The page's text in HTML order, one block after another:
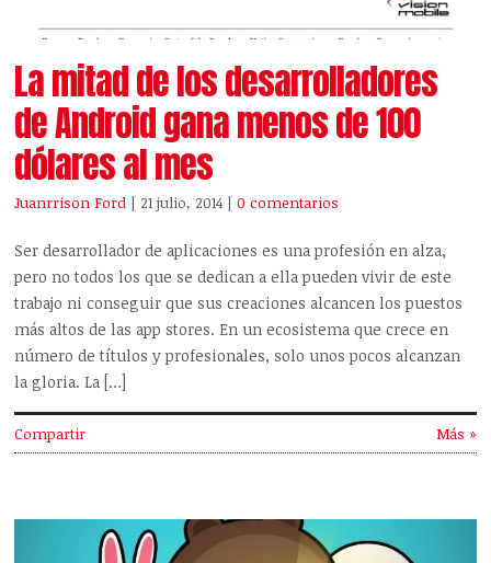
La mitad de los desarrolladores
de Android gana menos de 100
dólares al mes
Juanrrison Ford | 21 julio, 2014 |0 comentarios
Ser desarrollador de aplicaciones es una profesión en alza,
pero no todos los que se dedican a ella pueden vivir de este
trabajo ni conseguir que sus creaciones alcancen los puestos
más altos de las app stores. En un ecosistema que crece en
número de títulos y profesionales, solo unos pocos alcanzan
la gloria. La […]
Compartir Más »